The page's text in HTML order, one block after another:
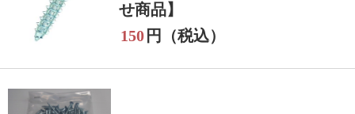
せ商品】
150 円（税込）